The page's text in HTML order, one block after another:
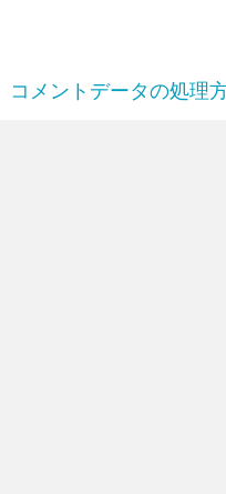
コメントデータの処理